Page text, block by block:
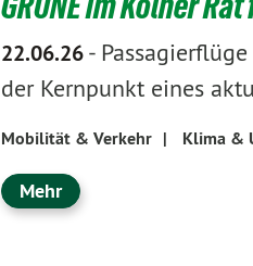
22.06.26-
der Kernpunkt eines
Mobilität & Verkehr | Klima &
Mehr